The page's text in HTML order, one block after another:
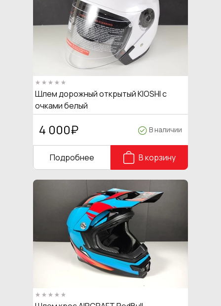
Шлем дорожный открытый KIOSHI с
очками белый
4 000₽ В наличии
Подробнее В корзину